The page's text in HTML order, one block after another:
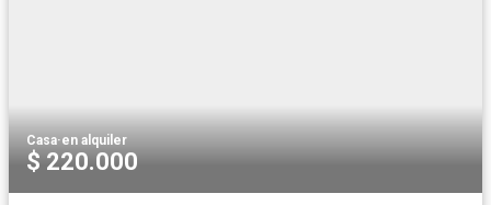
Casa·en alquiler
$ 220.000